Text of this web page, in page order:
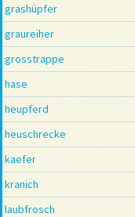
grashüpfer
graureiher
grosstrappe
hase
heupferd
heuschrecke
kaefer
kranich
laubfrosch